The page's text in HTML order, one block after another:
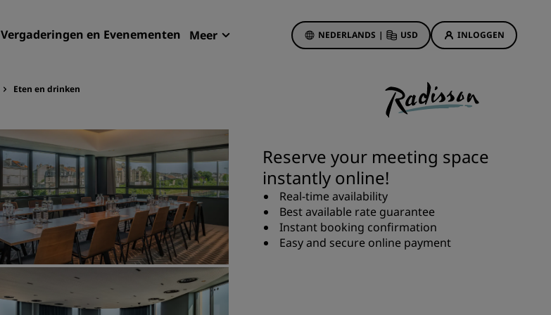
Vergaderingen en Evenementen Meer NEDERLANDS | USD INLOGGEN
Resorts
Serviceappartementen
Luchthavenhotels
Nieuwe toekomstige hotels
Vergaderingen en
Ontdek Radisson Meetings
Hotelaanbiedingen
Het is direct raak
Deals of the Day
Vooruitboeken
Bekijk onze arrangementen
Eten en drinken
Reserve your meeting space
instantly online!
Real-time availability
Best available rate guarantee
Instant booking confirmation
Easy and secure online payment